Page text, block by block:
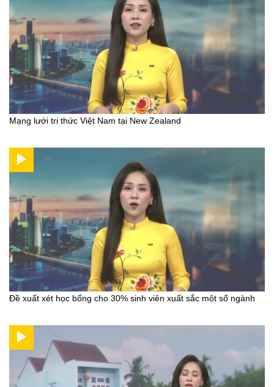
Mạng lưới tri thức Việt Nam tại New Zealand
Đề xuất xét học bổng cho 30% sinh viên xuất sắc một số ngành